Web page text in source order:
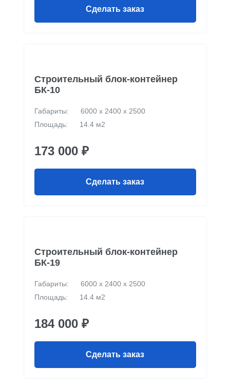
Сделать заказ
Строительный блок-контейнер
БК-10
Габариты:
6000 х 2400 х 2500
Площадь:
14.4 м2
173 000 ₽
Сделать заказ
Строительный блок-контейнер
БК-19
Габариты:
6000 х 2400 х 2500
Площадь:
14.4 м2
184 000 ₽
Сделать заказ